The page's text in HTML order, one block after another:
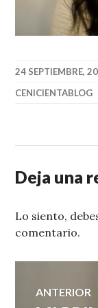
24 SEPTIEMBRE,
CENICIENTABLOG
Deja una
Lo siento,
comentario.
ANTERIOR